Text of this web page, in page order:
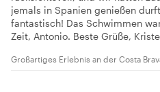
jemals in Spanien genießen
fantastisch! Das Schwimmen
Zeit, Antonio. Beste Grüße,
Großartiges Erlebnis an der Costa